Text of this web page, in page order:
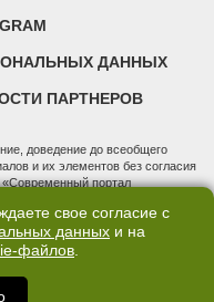
ДАННЫХ
ПАРТНЕРОВ
доведение до всеобщего
и их элементов без согласия
«Современный портал
и массовых коммуникаций
77 - 76634 от 02.09.2019
"66.ру". Юридический
продаж: 620014, Свердловская
7015, +7 (343) 288-50-66
свое согласие с
данных и на
файлов.